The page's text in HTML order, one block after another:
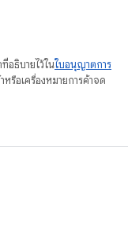
อธิบายไว้ในใบอนุญาตการ
รือเครื่องหมายการค้าจด